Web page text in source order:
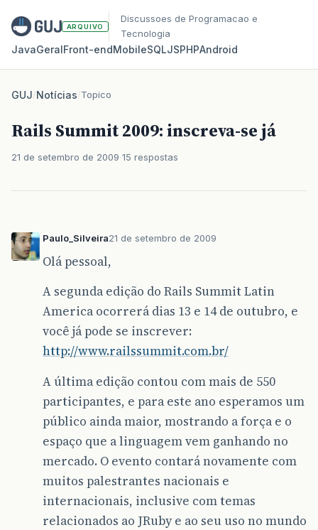
ARQUIVO
Discussoes de Programacao e
Tecnologia
JavaGeralFront‑endMobileSQLJSPHPAndroid
GUJ/Notícias/Topico
Rails Summit 2009: inscreva-se já
21 de setembro de 2009 15 respostas
Paulo_Silveira21 de setembro de 2009
Olá pessoal,
A segunda edição do Rails Summit Latin
America ocorrerá dias 13 e 14 de outubro, e
você já pode se inscrever:
http://www.railssummit.com.br/
A última edição contou com mais de 550
participantes, e para este ano esperamos um
público ainda maior, mostrando a força e o
espaço que a linguagem vem ganhando no
mercado. O evento contará novamente com
muitos palestrantes nacionais e
internacionais, inclusive com temas
relacionados ao JRuby e ao seu uso no mundo